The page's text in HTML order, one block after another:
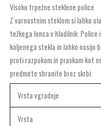
Visoko trpežne steklene police
Z varnostnim steklom si lahko
težkega lonca v hladilnik.
kaljenega stekla in lahko nosijo
proti razpokam in praskam kot
predmete shranite brez skrbi.
Vrsta vgradnje
Vrsta